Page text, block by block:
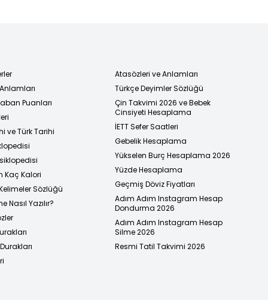
Puanları
ve Türk Tarihi
Kaç Kalori
Sözlüğü
Nasıl Yazılır?
Atasözleri ve Anlamları
Türkçe Deyimler Sözlüğü
Çin Takvimi 2026 ve Bebek
Cinsiyeti Hesaplama
İETT Sefer Saatleri
Gebelik Hesaplama
Yükselen Burç Hesaplama 2026
Yüzde Hesaplama
Geçmiş Döviz Fiyatları
Adım Adım Instagram Hesap
Dondurma 2026
Adım Adım Instagram Hesap
Silme 2026
Resmi Tatil Takvimi 2026